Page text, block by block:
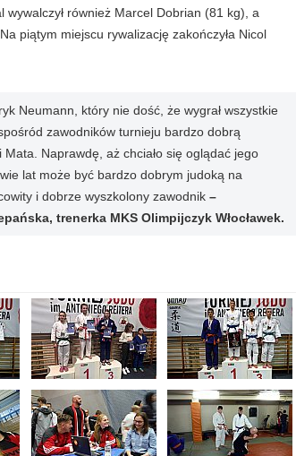
również Marcel Dobrian (81 kg), a
piątym miejscu rywalizację zakończyła Nicol
Neumann, który nie dość, że wygrał wszystkie
zawodników turnieju bardzo dobrą
Naprawdę, aż chciało się oglądać jego
lat może być bardzo dobrym judoką na
i dobrze wyszkolony zawodnik –
trenerka MKS Olimpijczyk Włocławek.